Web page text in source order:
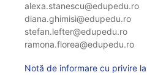
alexa.stanescu@edupedu.ro
diana.ghimisi@edupedu.ro
stefan.lefter@edupedu.ro
ramona.florea@edupedu.ro
Notă de informare cu privire